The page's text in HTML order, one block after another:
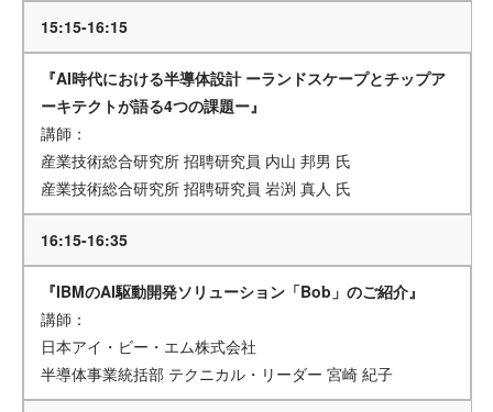
15:15-16:15
『AI時代における半導体設計 ーランドスケープとチップア
ーキテクトが語る4つの課題ー』
講師：
産業技術総合研究所 招聘研究員 内山 邦男 氏
産業技術総合研究所 招聘研究員 岩渕 真人 氏
16:15-16:35
『IBMのAI駆動開発ソリューション「Bob」のご紹介』
講師：
日本アイ・ビー・エム株式会社
半導体事業統括部 テクニカル・リーダー 宮崎 紀子